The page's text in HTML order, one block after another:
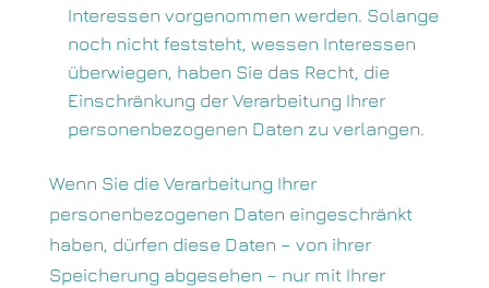
Interessen vorgenommen werden. Solange
noch nicht feststeht, wessen Interessen
überwiegen, haben Sie das Recht, die
Einschränkung der Verarbeitung Ihrer
personenbezogenen Daten zu verlangen.
Wenn Sie die Verarbeitung Ihrer
personenbezogenen Daten eingeschränkt
haben, dürfen diese Daten – von ihrer
Speicherung abgesehen – nur mit Ihrer